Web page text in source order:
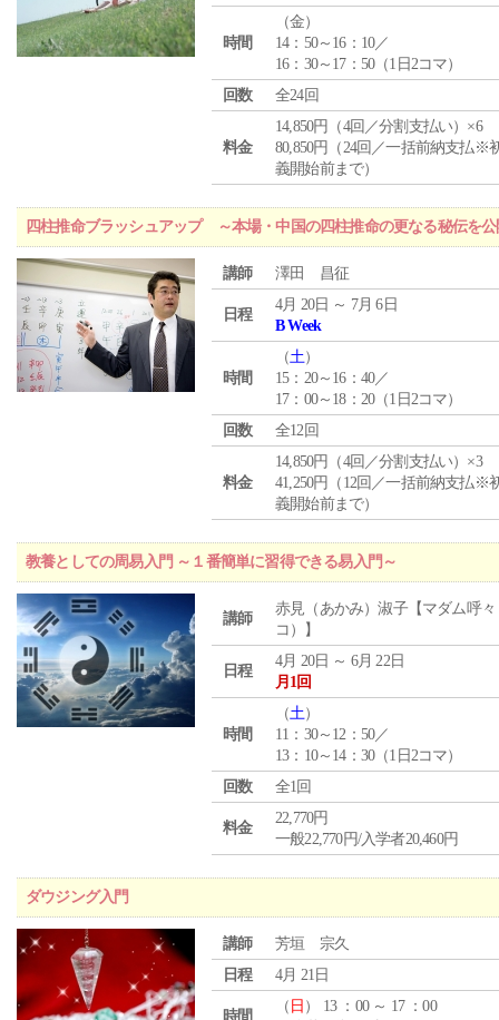
時間
（金）
14：50～16：10／
16：30～17：50（1日2コマ）
回数
全24回
料金
14,850円（4回／分割支払い）×6
80,850円（24回／一括前納支払※
義開始前まで）
四柱推命ブラッシュアップ ～本場・中国の四柱推命の更なる秘伝を
講師 澤田 昌征
日程
4月 20日 ～ 7月 6日
B Week
時間
（土）
15：20～16：40／
17：00～18：20（1日2コマ）
回数
全12回
料金
14,850円（4回／分割支払い）×3
41,250円（12回／一括前納支払※
義開始前まで）
教養としての周易入門 ～１番簡単に習得できる易入門～
講師
赤見（あかみ）淑子【マダム呼々
コ）】
日程
4月 20日 ～ 6月 22日
月1回
時間
（土）
11：30～12：50／
13：10～14：30（1日2コマ）
回数
全1回
料金
22,770円
一般22,770円/入学者20,460円
ダウジング入門
講師
芳垣 宗久
日程
4月 21日
時間
（ 日 ） 13 ：00 ～ 17 ：00